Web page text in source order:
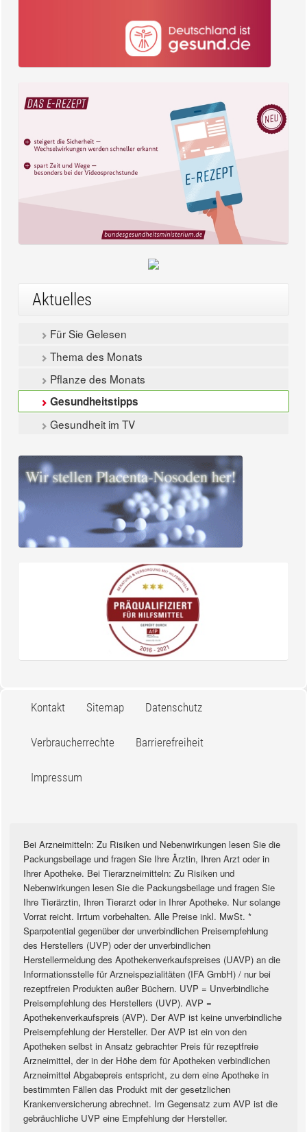
Aktuelles
Für Sie Gelesen
Thema des Monats
Pflanze des Monats
Gesundheitstipps
Gesundheit im TV
Kontakt Sitemap Datenschutz
Verbraucherrechte Barrierefreiheit
Impressum
Bei Arzneimitteln: Zu Risiken und Nebenwirkungen lesen Sie die
Packungsbeilage und fragen Sie Ihre Ärztin, Ihren Arzt oder in
Ihrer Apotheke. Bei Tierarzneimitteln: Zu Risiken und
Nebenwirkungen lesen Sie die Packungsbeilage und fragen Sie
Ihre Tierärztin, Ihren Tierarzt oder in Ihrer Apotheke. Nur solange
Vorrat reicht. Irrtum vorbehalten. Alle Preise inkl. MwSt. *
Sparpotential gegenüber der unverbindlichen Preisempfehlung
des Herstellers (UVP) oder der unverbindlichen
Herstellermeldung des Apothekenverkaufspreises (UAVP) an die
Informationsstelle für Arzneispezialitäten (IFA GmbH) / nur bei
rezeptfreien Produkten außer Büchern. UVP = Unverbindliche
Preisempfehlung des Herstellers (UVP). AVP =
Apothekenverkaufspreis (AVP). Der AVP ist keine unverbindliche
Preisempfehlung der Hersteller. Der AVP ist ein von den
Apotheken selbst in Ansatz gebrachter Preis für rezeptfreie
Arzneimittel, der in der Höhe dem für Apotheken verbindlichen
Arzneimittel Abgabepreis entspricht, zu dem eine Apotheke in
bestimmten Fällen das Produkt mit der gesetzlichen
Krankenversicherung abrechnet. Im Gegensatz zum AVP ist die
gebräuchliche UVP eine Empfehlung der Hersteller.